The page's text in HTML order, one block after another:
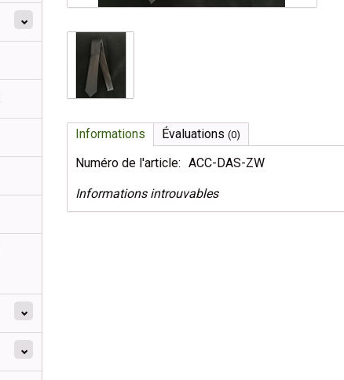
Informations Évaluations (0)
Numéro de l'article: ACC-DAS-ZW
Informations introuvables